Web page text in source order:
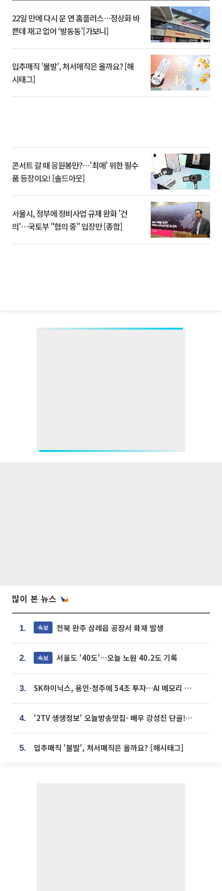
22일 만에 다시 문 연 홈플러스…정상화 바
쁜데 재고 없어 ‘발동동’[가보니]
입추매직 '불발', 처서매직은 올까요? [해
시태그]
콘서트 갈 때 응원봉만?⋯'최애' 위한 필수
품 등장이오! [솔드아웃]
서울시, 정부에 정비사업 규제 완화 '건
의'⋯국토부 "협의 중" 입장만 [종합]
많이 본 뉴스
1. 속보 전북 완주 삼례읍 공장서 화재 발생
2. 속보 서울도 '40도'…오늘 노원 40.2도 기록
3. SK하이닉스, 용인·청주에 54조 투자…AI 메모리 생산기지 키운다
4. '2TV 생생정보' 오늘방송맛집- 배우 강성진 단골! 쌀국수ㆍ푸팟퐁 커리 맛집 '블○○○'
5. 입추매직 '불발', 처서매직은 올까요? [해시태그]